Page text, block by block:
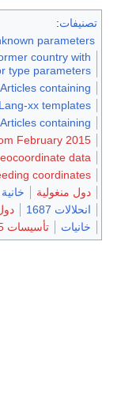
تصنيفات:
parameters
country with
type parameters
Articles containing إنگليزية-language text
xx templates
Articles containing فارسية-language text
February 2015
data
coordinates
دول منغولية
انحلالات 1687
خانيات
تأسيسات 1225 في الامبراطورية المنغولية